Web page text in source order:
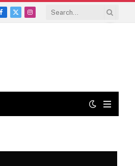
Facebook
X
Instagram